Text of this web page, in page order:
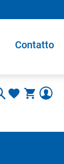
Contatto